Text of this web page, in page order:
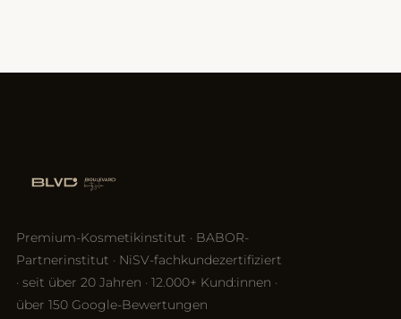
Premium-Kosmetikinstitut · BABOR-
Partnerinstitut · NiSV-fachkundezertifiziert
· seit über 20 Jahren · 12.000+ Kund:innen ·
über 150 Google-Bewertungen